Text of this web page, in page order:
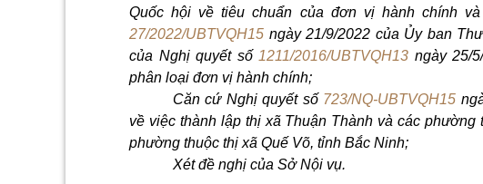
Quốc hội về tiêu chuẩn của đơn vị hành chính
27/2022/UBTVQH15 ngày 21/9/2022 của Ủy ban
của Nghị quyết số 1211/2016/UBTVQH13 ngày 25/
phân loại đơn vị hành chính;
Căn cứ Nghị quyết số 723/NQ-UBTVQH15
về việc thành lập thị xã Thuận Thành và các
phường thuộc thị xã Quế Võ, tỉnh Bắc Ninh;
Xét đề nghị của Sở Nội vụ.